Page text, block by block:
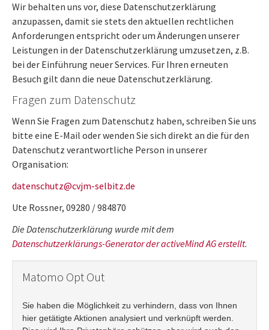
Wir behalten uns vor, diese Datenschutzerklärung
anzupassen, damit sie stets den aktuellen rechtlichen
Anforderungen entspricht oder um Änderungen unserer
Leistungen in der Datenschutzerklärung umzusetzen, z.B.
bei der Einführung neuer Services. Für Ihren erneuten
Besuch gilt dann die neue Datenschutzerklärung.
Fragen zum Datenschutz
Wenn Sie Fragen zum Datenschutz haben, schreiben Sie uns
bitte eine E-Mail oder wenden Sie sich direkt an die für den
Datenschutz verantwortliche Person in unserer
Organisation:
datenschutz
cvjm-selbitz de
Ute Rossner, 09280 / 984870
Die Datenschutzerklärung wurde mit dem
Datenschutzerklärungs-Generator der activeMind AG erstellt.
Matomo Opt Out